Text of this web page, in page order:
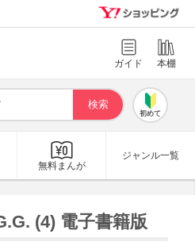
ガイド 本棚
初めて
無料まんが
ジャンル一覧
(4) 電子書籍版